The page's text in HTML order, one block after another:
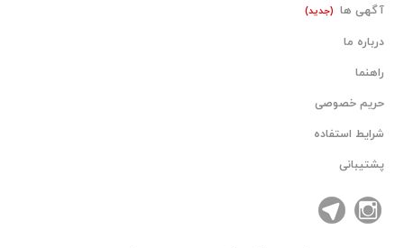
آگهی ها (جدید)
درباره ما
راهنما
حریم خصوصی
شرایط استفاده
پشتیبانی